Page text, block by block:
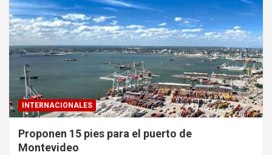
INTERNACIONALES
Proponen 15 pies para el puerto de
Montevideo